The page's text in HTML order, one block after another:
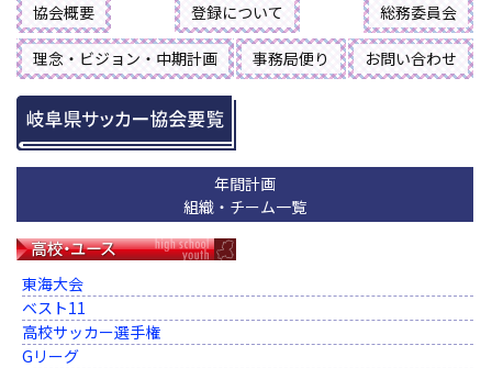
協会概要 登録について 総務委員会
理念・ビジョン・中期計画 事務局便り お問い合わせ
年間計画
組織・チーム一覧
東海大会
ベスト11
高校サッカー選手権
Gリーグ